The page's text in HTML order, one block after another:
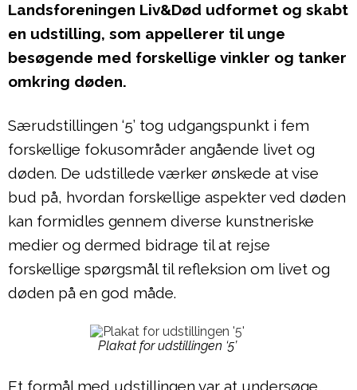
Landsforeningen Liv&Død udformet og skabt
en udstilling, som appellerer til unge
besøgende med forskellige vinkler og tanker
omkring døden.
Særudstillingen ‘5’ tog udgangspunkt i fem
forskellige fokusområder angående livet og
døden. De udstillede værker ønskede at vise
bud på, hvordan forskellige aspekter ved døden
kan formidles gennem diverse kunstneriske
medier og dermed bidrage til at rejse
forskellige spørgsmål til refleksion om livet og
døden på en god måde.
Plakat for udstillingen ‘5’
Et formål med udstillingen var at undersøge,